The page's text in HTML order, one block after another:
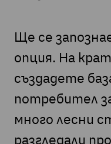
Ще се
опция. На
създадете
потребител
много лесни
разгледали